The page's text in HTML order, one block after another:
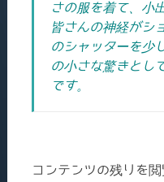
さの服を着て、小
皆さんの神経がシ
のシャッターを少
の小さな驚きとし
です。
コンテンツの残りを